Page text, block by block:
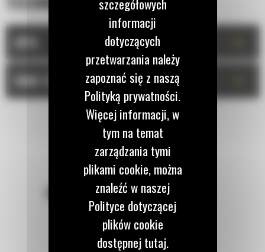
DANE TECHNICZNE
POZOSTAŃMY W KONTAKCIE
szczegółowych
informacji
dotyczących
przetwarzania należy
zapoznać się z naszą
Polityką prywatności.
Więcej informacji, w
tym na temat
zarządzania tymi
plikami cookie, można
znaleźć w naszej
Polityce dotyczącej
plików cookie
dostępnej tutaj.